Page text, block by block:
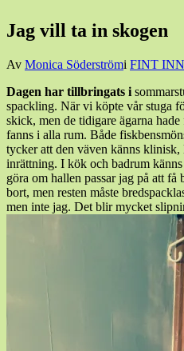
Jag vill ta in skogen
Den
februari,
2014
Av Monica Söderströmi FINT
Dagen har tillbringats i
spackling. När vi köpte vår stuga
skick, men de tidigare ägarna
fanns i alla rum. Både
tycker att den väven känns
inrättning. I kök och badrum
göra om hallen passar jag på att
bort, men resten måste
men inte jag. Det blir mycket